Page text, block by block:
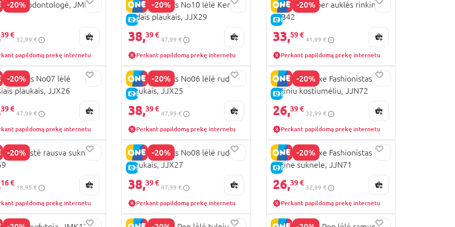
-20%
lėlė odontologė, JMK14
39 €
32,99 €
papildomą prekę internetu
-20%
E-KAINA
BARBIE Basics No10 lėlė Kenas
rudais plaukais, JJX29
38,39 €
47,99 €
Perkant papildomą prekę internetu
-20%
E-KAINA
BARBIE Skipper auklės rinkinys,
JJB42
33,59 €
41,99 €
Perkant papildomą prekę internetu
-20%
Basics No07 lėlė
plaukais, JJX26
39 €
47,99 €
papildomą prekę internetu
-20%
E-KAINA
BARBIE Basics No06 lėlė rudais
plaukais, JJX25
38,39 €
47,99 €
Perkant papildomą prekę internetu
-20%
E-KAINA
BARBIE Deluxe Fashionistas lėlė
rožiniu kostiumėliu, JJN72
26,39 €
32,99 €
Perkant papildomą prekę internetu
-20%
madistė rausva suknele,
16 €
18,95 €
papildomą prekę internetu
-20%
E-KAINA
BARBIE Basics No08 lėlė rudais
plaukais, JJX27
38,39 €
47,99 €
Perkant papildomą prekę internetu
-20%
E-KAINA
BARBIE Deluxe Fashionistas lėlė
rožine suknele, JJN71
26,39 €
32,99 €
Perkant papildomą prekę internetu